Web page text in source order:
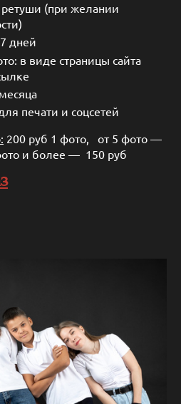
(при желании
дней
в виде страницы сайта
печати и соцсетей
200 руб 1 фото, от 5 фото —
и более — 150 руб